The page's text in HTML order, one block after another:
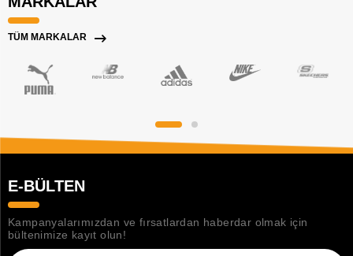
TÜM MARKALAR
E-BÜLTEN
Kampanyalarımızdan ve fırsatlardan haberdar olmak için
bültenimize kayıt olun!